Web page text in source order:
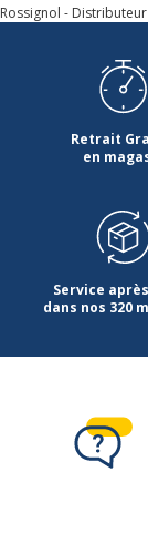
Rossignol -
Retrait
en
Service
dans nos 320